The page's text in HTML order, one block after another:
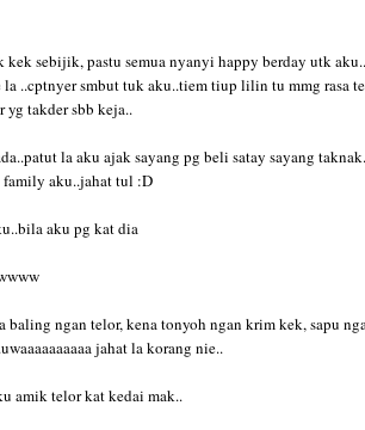
kek sebijik, pastu semua nyanyi happy berday utk
..cptnyer smbut tuk aku..tiem tiup lilin tu mmg rasa
yg takder sbb keja..
la aku ajak sayang pg beli satay sayang
family aku..jahat tul :D
aku pg kat dia
baling ngan telor, kena tonyoh ngan krim kek, sapu
jahat la korang nie..
amik telor kat kedai mak..